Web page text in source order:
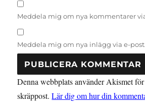
Meddela mig om nya kommentarer
Meddela mig om nya inlägg via e-post.
Denna webbplats använder Akismet
skräppost.Lär dig om hur din